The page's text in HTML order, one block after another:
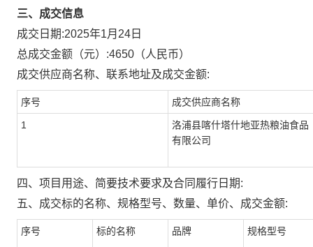
三、成交信息
成交日期:2025年1月24日
总成交金额（元）:4650 （人民币）
成交供应商名称、联系地址及成交金额:
序号 成交供应商名称
1
洛浦县喀什塔什地亚热粮油食品
有限公司
四、项目用途、简要技术要求及合同履行日期:
五、成交标的名称、规格型号、数量、单价、成交金额:
序号 标的名称 品牌 规格型号